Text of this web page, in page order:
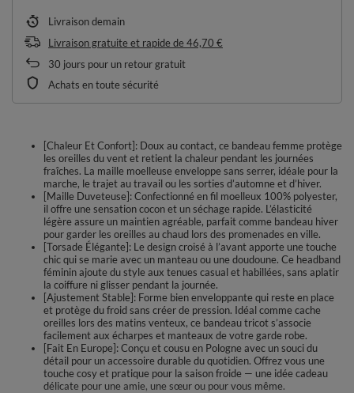
Livraisondemain
Livraison gratuite et rapidede46,70 €
30 jours pour un retour gratuit
Achats en toute sécurité
[Chaleur Et Confort]: Doux au contact, ce bandeau femme protège
les oreilles du vent et retient la chaleur pendant les journées
fraîches. La maille moelleuse enveloppe sans serrer, idéale pour la
marche, le trajet au travail ou les sorties d’automne et d’hiver.
[Maille Duveteuse]: Confectionné en fil moelleux 100% polyester,
il offre une sensation cocon et un séchage rapide. L’élasticité
légère assure un maintien agréable, parfait comme bandeau hiver
pour garder les oreilles au chaud lors des promenades en ville.
[Torsade Élégante]: Le design croisé à l’avant apporte une touche
chic qui se marie avec un manteau ou une doudoune. Ce headband
féminin ajoute du style aux tenues casual et habillées, sans aplatir
la coiffure ni glisser pendant la journée.
[Ajustement Stable]: Forme bien enveloppante qui reste en place
et protège du froid sans créer de pression. Idéal comme cache
oreilles lors des matins venteux, ce bandeau tricot s’associe
facilement aux écharpes et manteaux de votre garde robe.
[Fait En Europe]: Conçu et cousu en Pologne avec un souci du
détail pour un accessoire durable du quotidien. Offrez vous une
touche cosy et pratique pour la saison froide — une idée cadeau
délicate pour une amie, une sœur ou pour vous même.